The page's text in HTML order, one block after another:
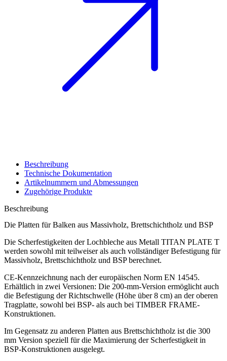
Beschreibung
Technische Dokumentation
Artikelnummern und Abmessungen
Zugehörige Produkte
Beschreibung
Die Platten für Balken aus Massivholz, Brettschichtholz und BSP
Die Scherfestigkeiten derLochbleche aus Metall TITAN PLATE T
werden sowohl mit teilweiser als auch vollständiger Befestigung für
Massivholz, Brettschichtholz und BSP berechnet.
CE-Kennzeichnung nach der europäischen Norm EN 14545.
Erhältlich in zwei Versionen: Die 200-mm-Version ermöglicht auch
die Befestigung der Richtschwelle (Höhe über 8 cm) an der oberen
Tragplatte, sowohl bei BSP- als auch bei TIMBER FRAME-
Konstruktionen.
Im Gegensatz zu anderen Platten aus Brettschichtholz ist die 300
mm Version speziell für die Maximierung der Scherfestigkeit in
BSP-Konstruktionen ausgelegt.